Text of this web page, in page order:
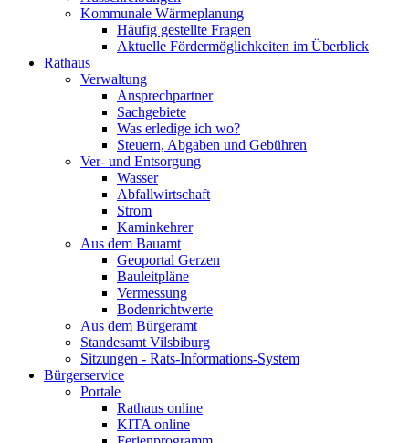
Kommunale Wärmeplanung
Häufig gestellte Fragen
Aktuelle Fördermöglichkeiten im Überblick
Rathaus
Verwaltung
Ansprechpartner
Sachgebiete
Was erledige ich wo?
Steuern, Abgaben und Gebühren
Ver- und Entsorgung
Wasser
Abfallwirtschaft
Strom
Kaminkehrer
Aus dem Bauamt
Geoportal Gerzen
Bauleitpläne
Vermessung
Bodenrichtwerte
Aus dem Bürgeramt
Standesamt Vilsbiburg
Sitzungen - Rats-Informations-System
Bürgerservice
Portale
Rathaus online
KITA online